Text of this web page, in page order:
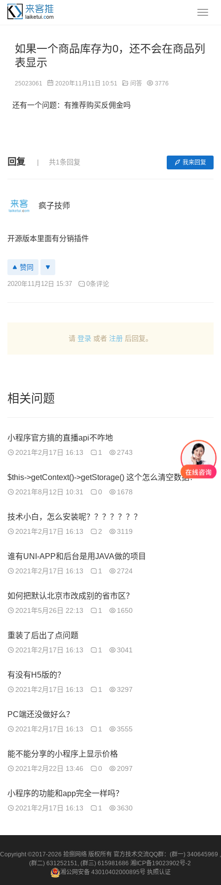
如果一个商品库存为0，还不会在商品列
表显示
25023061 2020年11月11日 10:51 问答 3776
还有一个问题：有推荐购买反佣金吗
回复 共1条回复 我来回复
疯子技师
开源版本里面有分销插件
赞同
2020年11月12日 15:37 0条评论
请 登录 或者 注册 后回复。
相关问题
小程序官方搞的直播api不咋地
2021年2月17日 16:13 1 2743
$this->getContext()->getStorage() 这个怎么清空数据？
2021年8月12日 10:31 0 1678
技术小白，怎么安装呢？？？？？？？
2021年2月17日 16:13 2 3119
谁有UNI-APP和后台是用JAVA做的项目
2021年2月17日 16:13 1 2724
如何把默认北京市改成别的省市区？
2021年5月26日 22:13 1 1650
重装了后出了点问题
2021年2月17日 16:13 1 3041
有没有H5版的？
2021年2月17日 16:13 1 3297
PC端还没做好么？
2021年2月17日 16:13 1 3555
能不能分享的小程序上显示价格
2021年2月22日 13:46 0 2097
小程序的功能和app完全一样吗？
2021年2月17日 16:13 1 3630
Copyright ©2017-2026 拾捌网络 版权所有 官方技术交流QQ群：(群一) 340645969 ,
(群二) 631252151, (群三) 615981686 湘ICP备19023902号-2
湘公网安备 43010402000895号 执照认证